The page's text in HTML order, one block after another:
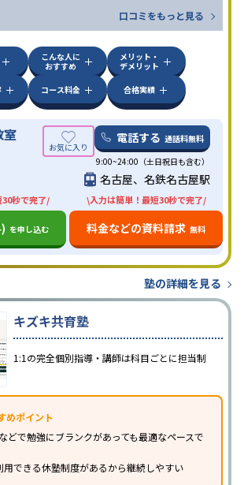
口コミをもっと見る
こんな人に
おすすめ
メリット・
デメリット
コース料金 合格実績
室 電話する 通話料無料
9:00~24:00（土日祝日も含む）
名古屋、名鉄名古屋駅
秒で完了/
を申し込む
\入力は簡単！最短30秒で完了/
料金などの資料請求 無料
塾の詳細を見る
キズキ共育塾
1:1の完全個別指導・講師は科目ごとに担当制
めポイント
どで勉強にブランクがあっても最適なペースで
用できる休塾制度があるから継続しやすい